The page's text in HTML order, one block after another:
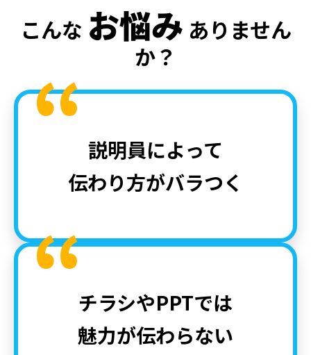
こんな お悩み ありません
か？
“説明員によって
伝わり方がバラつく
“チラシやPPTでは
魅力が伝わらない